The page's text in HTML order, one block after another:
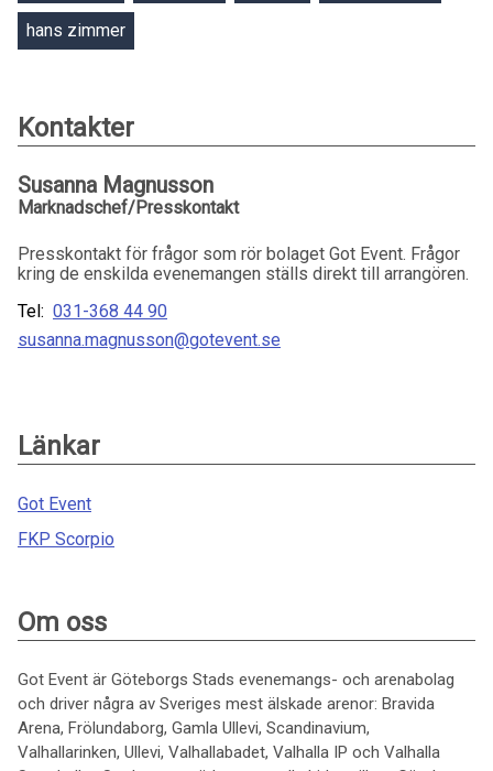
hans zimmer
Kontakter
Susanna Magnusson
Marknadschef/Presskontakt
Presskontakt för frågor som rör bolaget Got Event. Frågor
kring de enskilda evenemangen ställs direkt till arrangören.
Tel: 031-368 44 90
susanna.magnusson@gotevent.se
Länkar
Got Event
FKP Scorpio
Om oss
Got Event är Göteborgs Stads evenemangs- och arenabolag
och driver några av Sveriges mest älskade arenor: Bravida
Arena, Frölundaborg, Gamla Ullevi, Scandinavium,
Valhallarinken, Ullevi, Valhallabadet, Valhalla IP och Valhalla